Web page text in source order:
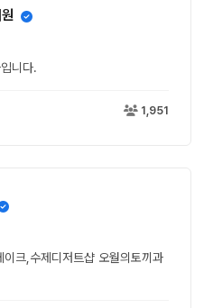
니다.
1,951
크,수제디저트샵 오월의토끼과